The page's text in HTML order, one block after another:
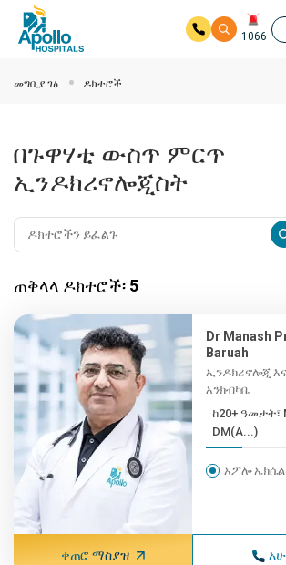
1066
መግቢያ ገፅ ዶክተሮች
በጉዋሃቲ ውስጥ ምርጥ
ኢንዶክሪኖሎጂስት
ጠቅላላ ዶክተሮች፡ 5
Dr Manash
Baruah
ኢንዶክሪኖሎጂ
እንክብካቤ
ከ20+ ዓመታት፣
DM(A...)
አፖሎ
ቀጠሮ ማስያዝ